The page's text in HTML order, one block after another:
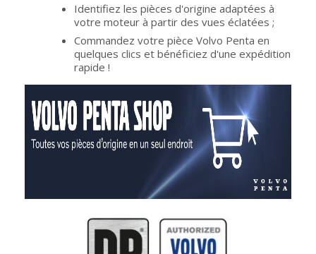
Identifiez les pièces d'origine adaptées à
votre moteur à partir des vues éclatées ;
Commandez votre pièce Volvo Penta en
quelques clics et bénéficiez d'une expédition
rapide !